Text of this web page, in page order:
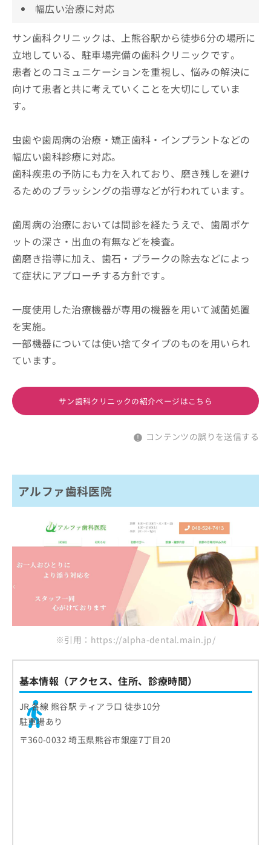
幅広い治療に対応
サン歯科クリニックは、上熊谷駅から徒歩6分の場所に
立地している、駐車場完備の歯科クリニックです。
患者とのコミュニケーションを重視し、悩みの解決に
向けて患者と共に考えていくことを大切にしていま
す。
虫歯や歯周病の治療・矯正歯科・インプラントなどの
幅広い歯科診療に対応。
歯科疾患の予防にも力を入れており、磨き残しを避け
るためのブラッシングの指導などが行われています。
歯周病の治療においては問診を経たうえで、歯周ポケ
ットの深さ・出血の有無などを検査。
歯磨き指導に加え、歯石・プラークの除去などによっ
て症状にアプローチする方針です。
一度使用した治療機器が専用の機器を用いて滅菌処置
を実施。
一部機器については使い捨てタイプのものを用いられ
ています。
サン歯科クリニックの紹介ページはこちら
コンテンツの誤りを送信する
アルファ歯科医院
※引用：https://alpha-dental.main.jp/
基本情報（アクセス、住所、診療時間）
JR 各線 熊谷駅 ティアラ口 徒歩10分
駐車場あり
〒360-0032 埼玉県熊谷市銀座7丁目20